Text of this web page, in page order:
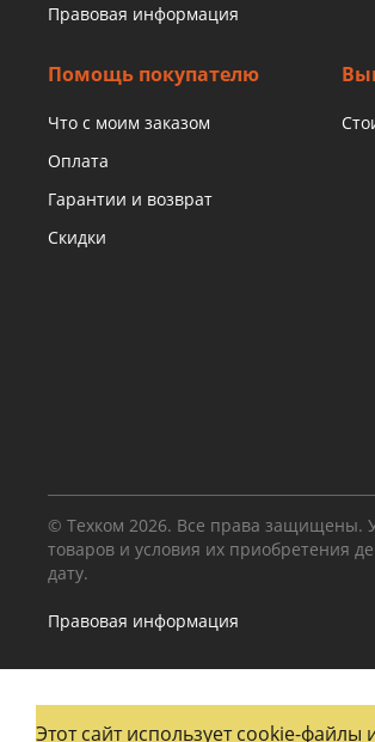
Правовая информация
Помощь покупателю
Что с моим заказом
Оплата
Гарантии и возврат
Скидки
© Техком 2026. Все права защищены.
товаров и условия их приобретения
дату.
Правовая информация
Этот сайт использует cookie-